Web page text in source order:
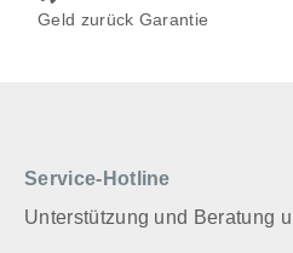
Geld zurück Garantie
Service-Hotline
Unterstützung und Beratung